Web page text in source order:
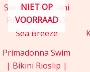
NIET OP
VOORRAAD
Primadonna Swim
| Bikini Rioslip |